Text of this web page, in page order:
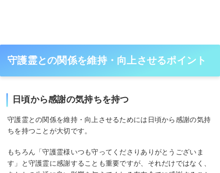
守護霊との関係を維持・向上させるポイント
日頃から感謝の気持ちを持つ
守護霊との関係を維持・向上させるためには日頃から感謝の気持
ちを持つことが大切です。
もちろん「守護霊様いつも守ってくださりありがとうございま
す」と守護霊に感謝することも重要ですが、それだけではなく、